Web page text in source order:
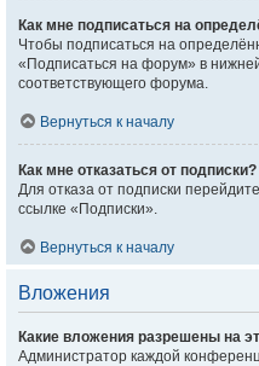
Как мне подписаться на
Чтобы подписаться на
«Подписаться на форум» в
соответствующего форума.
Вернуться к началу
Как мне отказаться от подписки?
Для отказа от подписки
ссылке «Подписки».
Вернуться к началу
Вложения
Какие вложения разрешены на
Администратор каждой